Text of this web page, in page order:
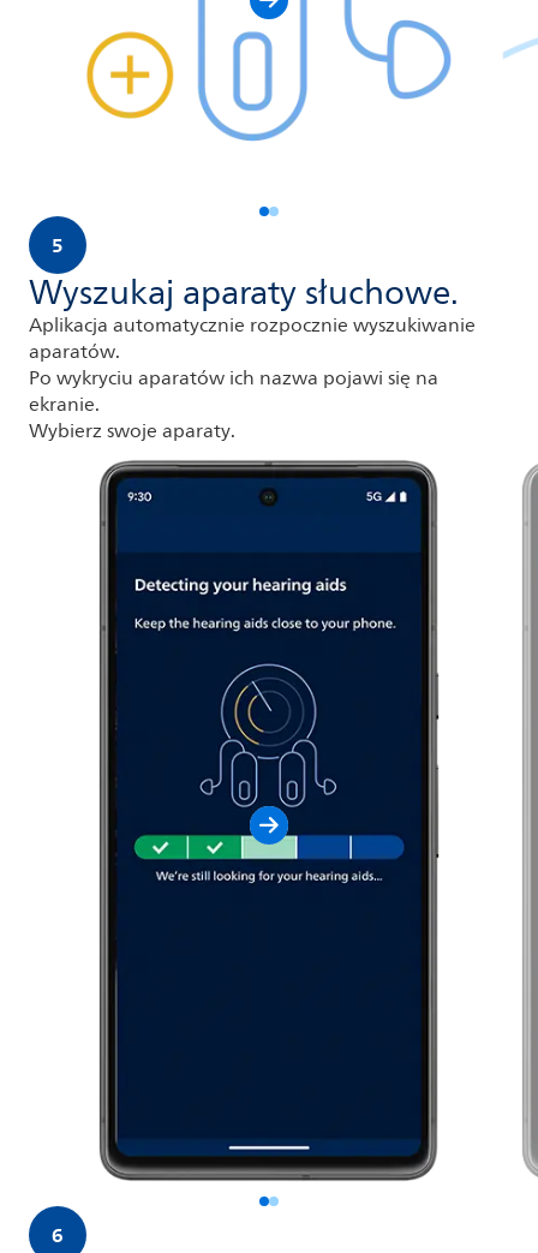
5
Wyszukaj aparaty słuchowe.
Aplikacja automatycznie rozpocznie wyszukiwanie
aparatów.
Po wykryciu aparatów ich nazwa pojawi się na
ekranie.
Wybierz swoje aparaty.
6